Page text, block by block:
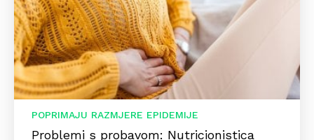
POPRIMAJU RAZMJERE EPIDEMIJE
Problemi s probavom: Nutricionistica